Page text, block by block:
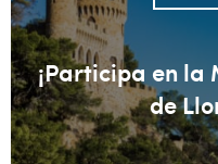
¡Participa en la
de